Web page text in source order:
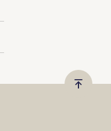
Vissza